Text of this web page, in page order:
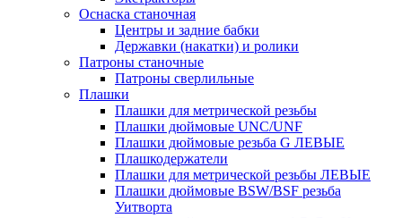
Оснаска станочная
Центры и задние бабки
Державки (накатки) и ролики
Патроны станочные
Патроны сверлильные
Плашки
Плашки для метрической резьбы
Плашки дюймовые UNC/UNF
Плашки дюймовые резьба G ЛЕВЫЕ
Плашкодержатели
Плашки для метрической резьбы ЛЕВЫЕ
Плашки дюймовые BSW/BSF резьба
Уитворта